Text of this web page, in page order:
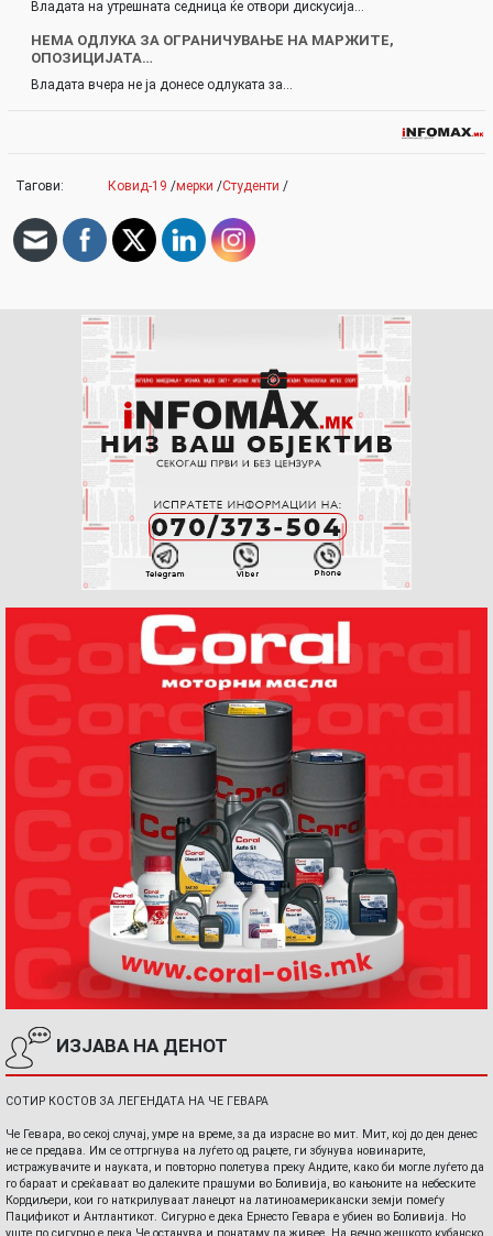
Владата на утрешната седница ќе отвори дискусија…
НЕМА ОДЛУКА ЗА ОГРАНИЧУВАЊЕ НА МАРЖИТЕ,
ОПОЗИЦИЈАТА…
Владата вчера не ја донесе одлуката за…
Тагови: Ковид-19 /мерки /Студенти /
ИЗЈАВА НА ДЕНОТ
СОТИР КОСТОВ ЗА ЛЕГЕНДАТА НА ЧЕ ГЕВАРА
Че Гевара, во секој случај, умре на време, за да израсне во мит. Мит, кој до ден денес
не се предава. Им се оттргнува на луѓето од рацете, ги збунува новинарите,
истражувачите и науката, и повторно полетува преку Андите, како би могле луѓето да
го бараат и среќаваат во далеките прашуми во Боливија, во кањоните на небеските
Кордиљери, кои го наткрилуваат ланецот на латиноамерикански земји помеѓу
Пацификот и Антлантикот. Сигурно е дека Ернесто Гевара е убиен во Боливија. Но